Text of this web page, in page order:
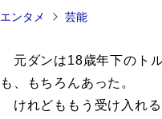
エンタメ 芸能
元ダンは18歳年下のト
も、もちろんあった。
けれどももう受け入れ